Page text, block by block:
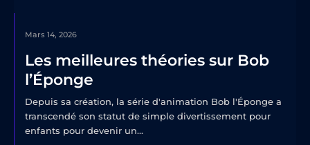
Mars 14, 2026
Les meilleures théories sur Bob
l’Éponge
Depuis sa création, la série d'animation Bob l'Éponge a
transcendé son statut de simple divertissement pour
enfants pour devenir un...